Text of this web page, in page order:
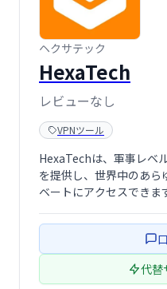
ヘクサテック
HexaTech
レビューなし
VPNツール
HexaTechは、軍事レベ
を提供し、世界中のあら
ベートにアクセスできま
代替